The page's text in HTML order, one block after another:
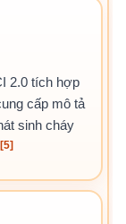
2.0 tích hợp
cấp mô tả
sinh cháy
[5]